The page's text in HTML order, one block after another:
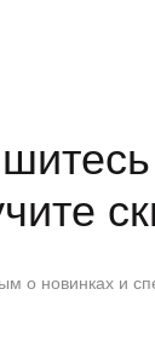
о новинках и